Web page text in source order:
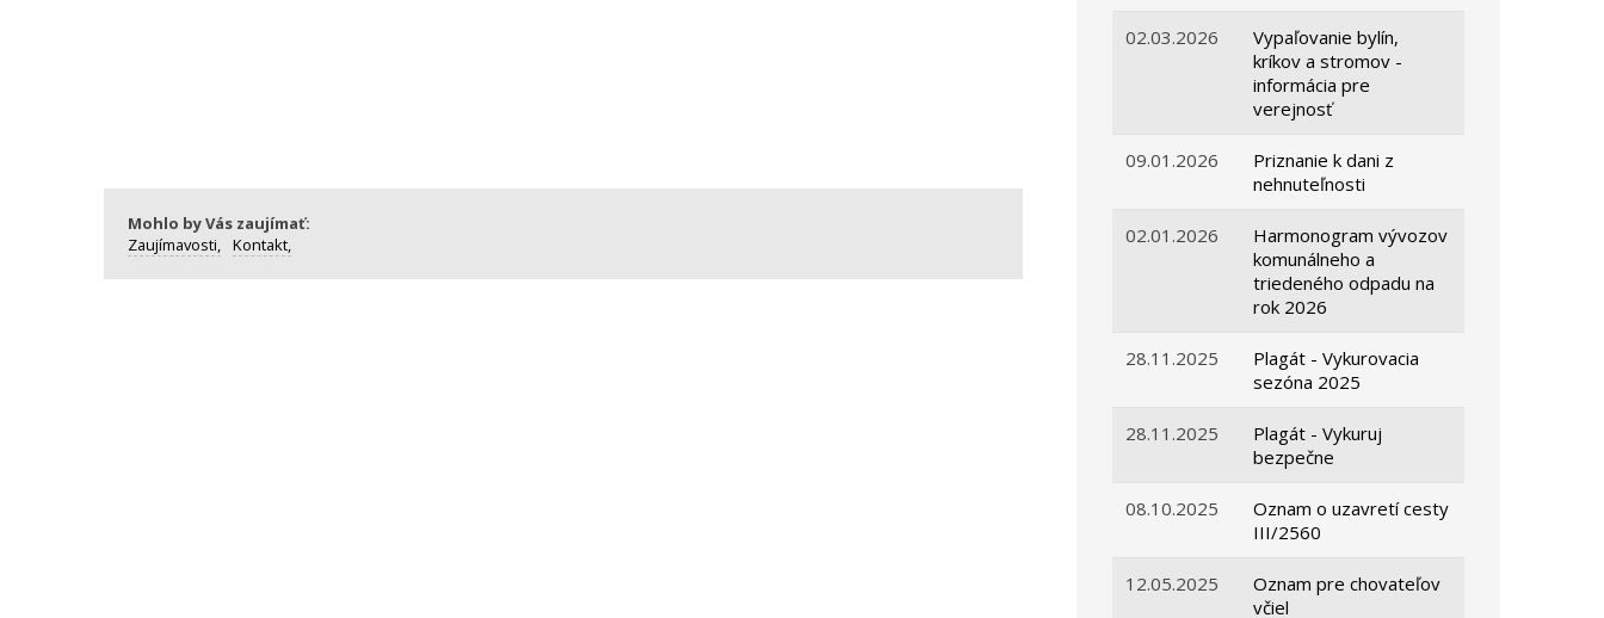
Mohlo by Vás zaujímať:
Zaujímavosti, Kontakt,
02.03.2026
Vypaľovanie bylín,
kríkov a stromov -
informácia pre
verejnosť
09.01.2026
Priznanie k dani z
nehnuteľnosti
02.01.2026
Harmonogram vývozov
komunálneho a
triedeného odpadu na
rok 2026
28.11.2025
Plagát - Vykurovacia
sezóna 2025
28.11.2025
Plagát - Vykuruj
bezpečne
08.10.2025
Oznam o uzavretí cesty
III/2560
12.05.2025
Oznam pre chovateľov
včiel